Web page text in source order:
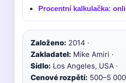
Procentní kalkulačka:
Založeno: 2014 ·
Zakladatel: Mike Amiri ·
Sídlo: Los Angeles, USA ·
Cenové rozpětí: 500–5 000